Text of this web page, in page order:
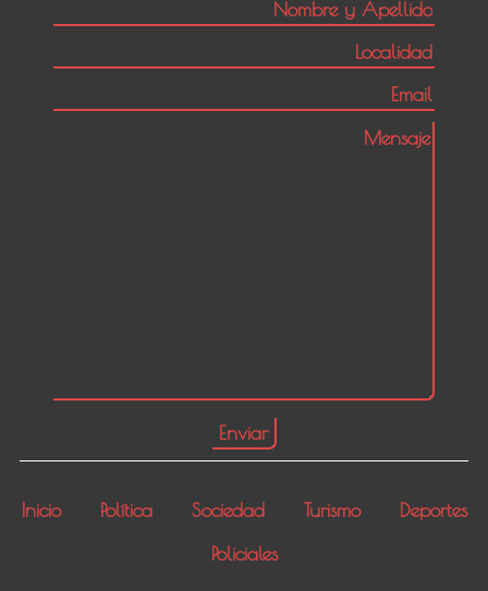
Inicio Política Sociedad Turismo
Deportes
Policiales